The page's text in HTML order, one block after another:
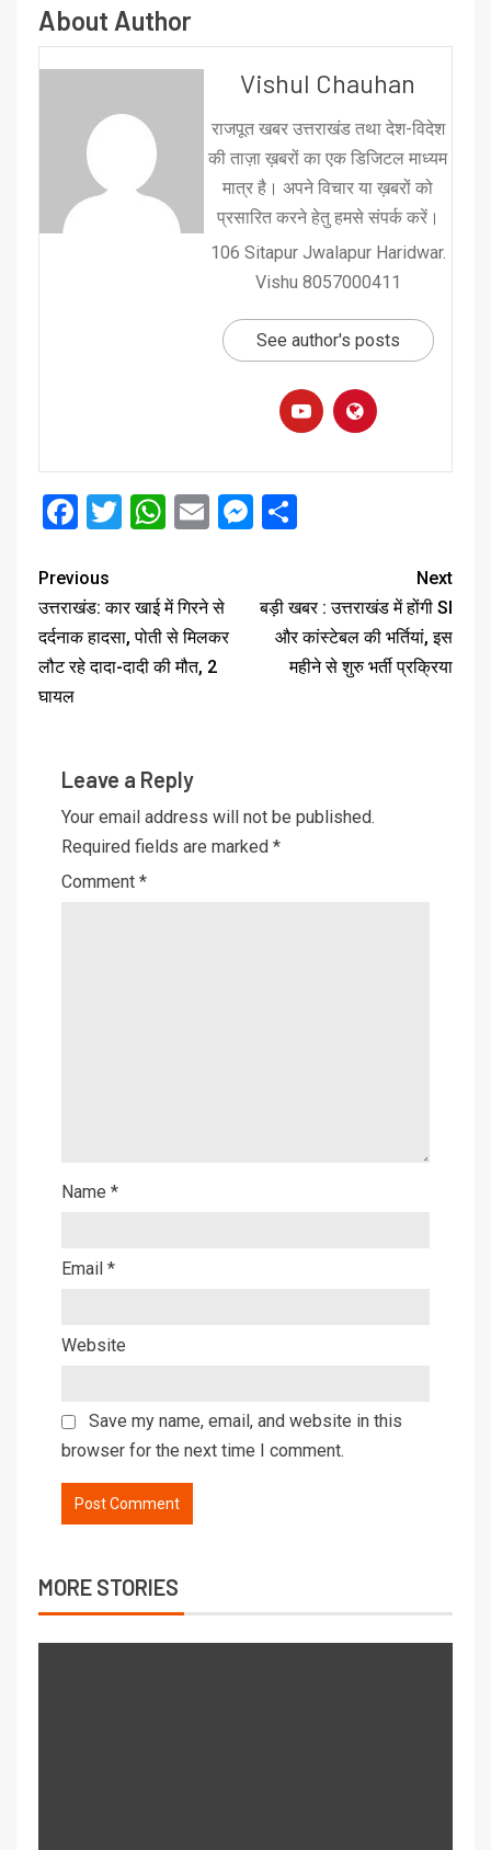
About Author
Vishul Chauhan
राजपूत खबर उत्तराखंड तथा देश-विदेश
की ताज़ा ख़बरों का एक डिजिटल माध्यम
मात्र है। अपने विचार या ख़बरों को
प्रसारित करने हेतु हमसे संपर्क करें।
106 Sitapur Jwalapur Haridwar.
Vishu 8057000411
See author's posts
Facebook
Twitter
WhatsApp
EmailMessenger
Previous
उत्तराखंड: कार खाई में गिरने से
दर्दनाक हादसा, पोती से मिलकर
लौट रहे दादा-दादी की मौत, 2
घायल
Next
बड़ी खबर : उत्तराखंड में होंगी SI
और कांस्टेबल की भर्तियां, इस
महीने से शुरु भर्ती प्रक्रिया
Leave a Reply
Your email address will not be published.
Required fields are marked *
Comment *
Name *
Email *
Website
Save my name, email, and website in this
browser for the next time I comment.
MORE STORIES